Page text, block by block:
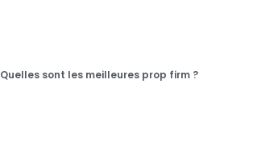
Quelles sont les meilleures prop firm ?